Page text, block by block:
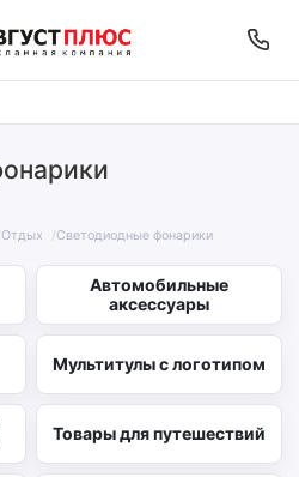
Отдых Светодиодные фонарики
Автомобильные
аксессуары
Мультитулы с логотипом
Товары для путешествий